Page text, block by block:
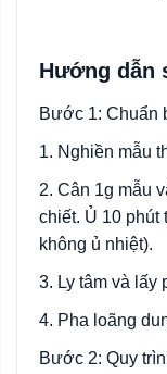
Hướng dẫn
Bước 1: Chuẩn
1. Nghiền mẫu
2. Cân 1g mẫu
chiết. Ủ 10 phút
không ủ nhiệt).
3. Ly tâm và lấy
4. Pha loãng
Bước 2: Quy